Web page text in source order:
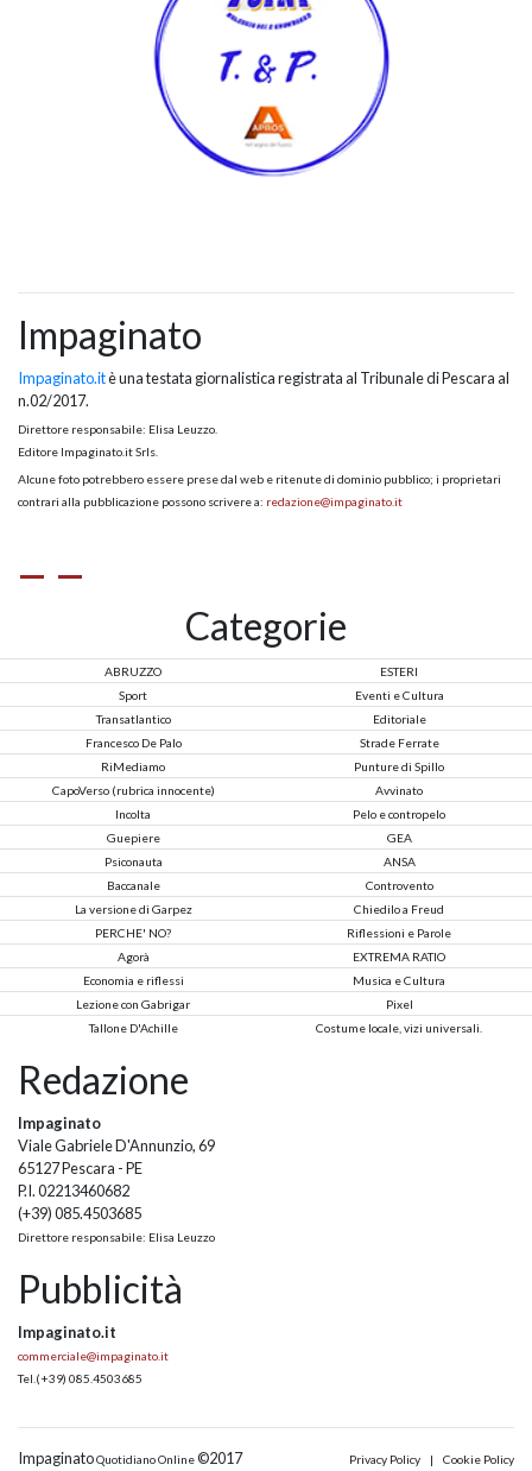
Impaginato
Impaginato.itè una testata giornalistica registrata al Tribunale di Pescara al
n.02/2017.
Direttore responsabile: Elisa Leuzzo.
Editore Impaginato.it Srls.
Alcune foto potrebbero essere prese dal web e ritenute di dominio pubblico; i proprietari
contrari alla pubblicazione possono scrivere a: redazione@impaginato.it
Categorie
ABRUZZO
ESTERI
Sport
Eventi e Cultura
Transatlantico
Editoriale
Francesco De Palo
Strade Ferrate
RiMediamo
Punture di Spillo
CapoVerso (rubrica innocente)
Avvinato
Incolta
Pelo e contropelo
Guepiere
GEA
Psiconauta
ANSA
Baccanale
Controvento
La versione di Garpez
Chiedilo a Freud
PERCHE' NO?
Riflessioni e Parole
Agorà
EXTREMA RATIO
Economia e riflessi
Musica e Cultura
Lezione con Gabrigar
Pixel
Tallone D'Achille
Costume locale, vizi universali.
Redazione
Impaginato
Viale Gabriele D'Annunzio, 69
65127 Pescara - PE
P.I. 02213460682
(+39) 085.4503685
Direttore responsabile: Elisa Leuzzo
Pubblicità
Impaginato.it
commerciale@impaginato.it
Tel. (+39) 085.4503685
ImpaginatoQuotidiano Online©2017 Privacy Policy | Cookie Policy